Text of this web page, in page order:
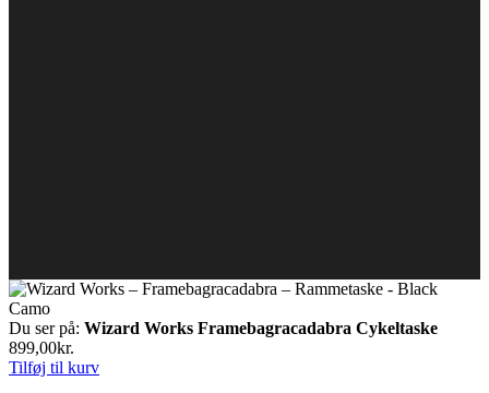
Du ser på: Wizard Works Framebagracadabra Cykeltaske
899,00kr.
Tilføj til kurv